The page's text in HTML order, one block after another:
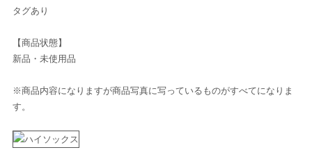
タグあり
【商品状態】
新品・未使用品
※商品内容になりますが商品写真に写っているものがすべてになりま
す。